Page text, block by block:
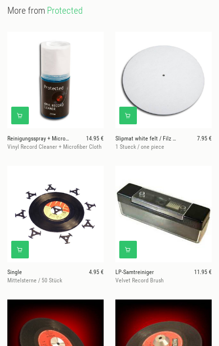
More from Protected
Reinigungsspray + Microfasertuch
14.95 €
Vinyl Record Cleaner + Microfiber Cloth
Slipmat white felt / Filz weiß
7.95 €
1 Stueck / one piece
Single
4.95 €
Mittelsterne / 50 Stück
LP-Samtreiniger
11.95 €
Velvet Record Brush